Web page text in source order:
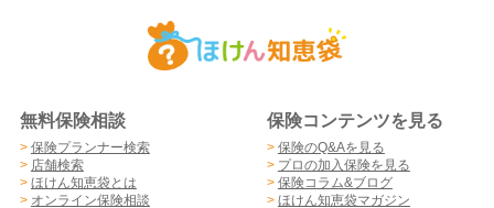
無料保険相談
> 保険プランナー検索
> 店舗検索
> ほけん知恵袋とは
> オンライン保険相談
保険コンテンツを見る
> 保険のQ&Aを見る
> プロの加入保険を見る
> 保険コラム&ブログ
> ほけん知恵袋マガジン